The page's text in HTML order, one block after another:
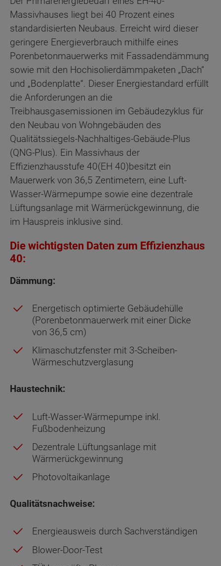
Massivhauses liegt bei 40 Prozent eines
standardisierten Neubaus. Erreicht wird dieser
geringere Energieverbrauch mithilfe eines
Porenbetonmauerwerks mit Fassadendämmung
sowie mit den Hochisolierdämmpaketen „Dach“
und „Bodenplatte“. Dieser Energiestandard erfüllt
die Anforderungen an die
Treibhausgasemissionen im Gebäudezyklus für
den Neubau von Wohngebäuden des
Qualitätssiegels-Nachhaltiges-Gebäude-Plus
(QNG-Plus). Ein Massivhaus der
Effizienzhausstufe 40(EH 40)besitzt ein
Mauerwerk von 36,5 Zentimetern, eine Luft-
Wasser-Wärmepumpe sowie eine dezentrale
Lüftungsanlage mit Wärmerückgewinnung, die
im Hauspreis inklusive sind.
Die wichtigsten Daten zum Effizienzhaus
40:
Dämmung:
Energetisch optimierte Gebäudehülle
(Porenbetonmauerwerk mit einer Dicke
von 36,5 cm)
Klimaschutzfenster mit 3-Scheiben-
Wärmeschutzverglasung
Haustechnik:
Luft-Wasser-Wärmepumpe inkl.
Fußbodenheizung
Dezentrale Lüftungsanlage mit
Wärmerückgewinnung
Photovoltaikanlage
Qualitätsnachweise:
Energieausweis durch Sachverständigen
Blower-Door-Test